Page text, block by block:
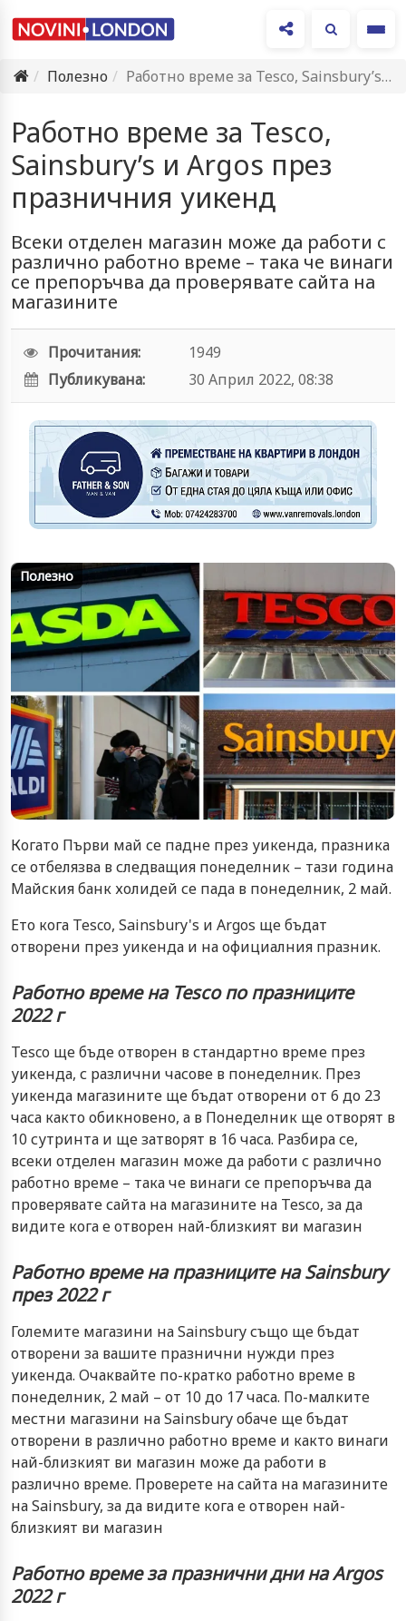
Полезно
Работно време за Tesco, Sainsbury’s и Argos през празничния уикенд
Работно време за Tesco,
Sainsbury’s и Argos през
празничния уикенд
Всеки отделен магазин може да работи с
различно работно време – така че винаги
се препоръчва да проверявате сайта на
магазините
Прочитания:
1949
Публикувана:
30 Април 2022, 08:38
Полезно
Когато Първи май се падне през уикенда, празника
се отбелязва в следващия понеделник – тази година
Майския банк холидей се пада в понеделник, 2 май.
Ето кога Tesco, Sainsbury's и Argos ще бъдат
отворени през уикенда и на официалния празник.
Работно време на Tesco по празниците
2022 г
Tesco ще бъде отворен в стандартно време през
уикенда, с различни часове в понеделник. През
уикенда магазините ще бъдат отворени от 6 до 23
часа както обикновено, а в Понеделник ще отворят в
10 сутринта и ще затворят в 16 часа. Разбира се,
всеки отделен магазин може да работи с различно
работно време – така че винаги се препоръчва да
проверявате сайта на магазините на Tesco, за да
видите кога е отворен най-близкият ви магазин
Работно време на празниците на Sainsbury
през 2022 г
Големите магазини на Sainsbury също ще бъдат
отворени за вашите празнични нужди през
уикенда. Очаквайте по-кратко работно време в
понеделник, 2 май – от 10 до 17 часа. По-малките
местни магазини на Sainsbury обаче ще бъдат
отворени в различно работно време и както винаги
най-близкият ви магазин може да работи в
различно време. Проверете на сайта на магазините
на Sainsbury, за да видите кога е отворен най-
близкият ви магазин
Работно време за празнични дни на Argos
2022 г